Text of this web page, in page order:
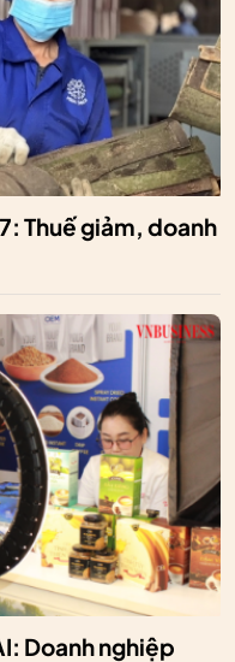
Thuế giảm, doanh
Doanh nghiệp